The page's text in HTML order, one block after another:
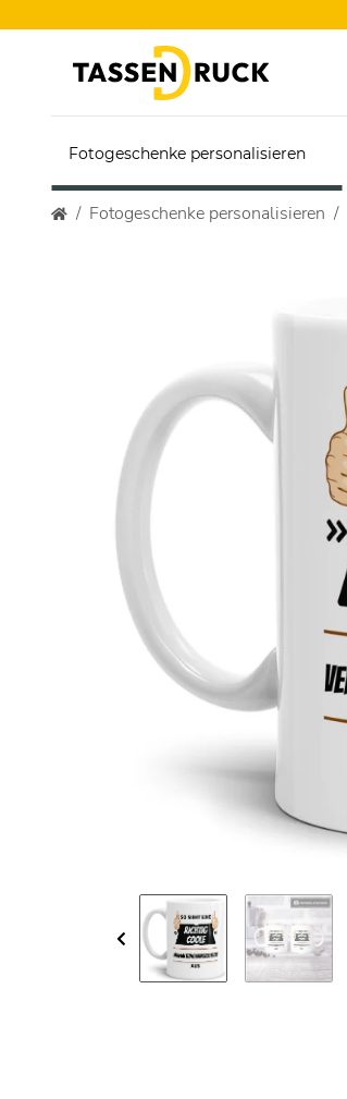
Fotogeschenke personalisieren
Fotogeschenke personalisieren